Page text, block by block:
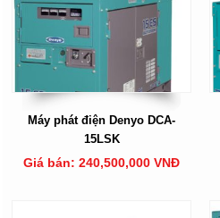
Máy phát điện Denyo DCA-
15LSK
Giá bán: 240,500,000 VNĐ